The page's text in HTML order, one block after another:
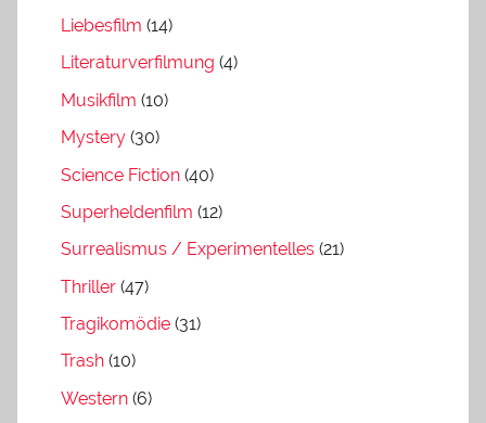
Liebesfilm (14)
Literaturverfilmung (4)
Musikfilm (10)
Mystery (30)
Science Fiction (40)
Superheldenfilm (12)
Surrealismus / Experimentelles (21)
Thriller (47)
Tragikomödie (31)
Trash (10)
Western (6)